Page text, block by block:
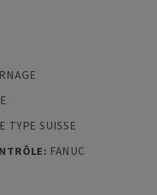
TYPE SUISSE
: FANUC